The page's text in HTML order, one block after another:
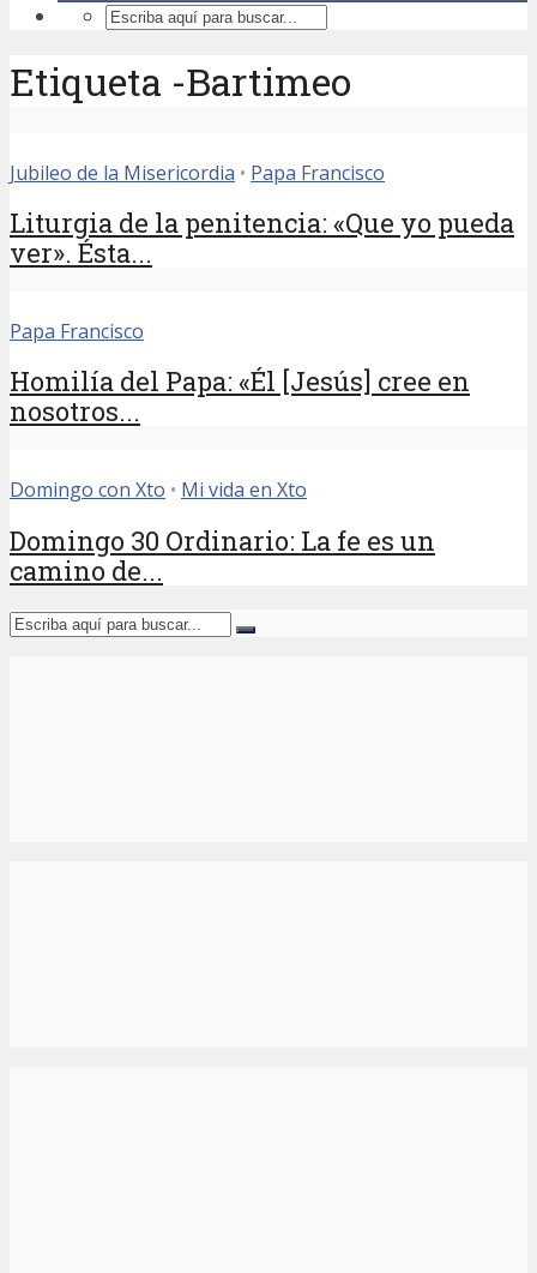
Etiqueta -Bartimeo
Jubileo de la Misericordia • Papa Francisco
Liturgia de la penitencia: «Que yo pueda
ver». Ésta...
Papa Francisco
Homilía del Papa: «Él [Jesús] cree en
nosotros...
Domingo con Xto • Mi vida en Xto
Domingo 30 Ordinario: La fe es un
camino de...